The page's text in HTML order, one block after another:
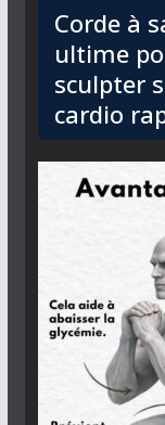
Corde à
ultime
sculpter
cardio